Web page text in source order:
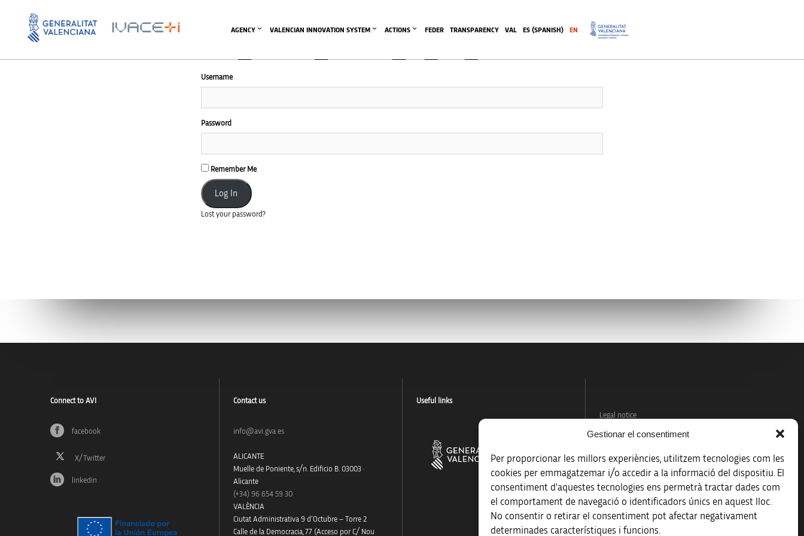
Gestionar el consentiment
Per proporcionar les millors experiències, utilitzem tecnologies com les
cookies per emmagatzemar i/o accedir a la informació del dispositiu. El
consentiment d'aquestes tecnologies ens permetrà tractar dades com
el comportament de navegació o identificadors únics en aquest lloc.
No consentir o retirar el consentiment pot afectar negativament
determinades característiques i funcions.
AGENCY VALENCIAN INNOVATION SYSTEM ACTIONS FEDER TRANSPARENCY .
VAL ES (SPANISH) EN
Username
Password
Remember Me
Lost your password?
Connect to AVI
facebook
linkedin
Contact us
info@avi.gva.es
ALICANTE
Muelle de Poniente, s/n. Edificio B. 03003 ·
Alicante
(+34) 96 654 59 30
VALÈNCIA
Ciutat Administrativa 9 d’Octubre – Torre 2
Calle de la Democracia, 77 (Acceso por C/ Nou
Useful links
Legal notice
Accessibility
Site map